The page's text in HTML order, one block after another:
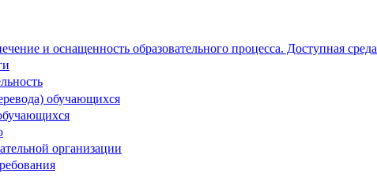
и оснащенность образовательного процесса. Доступная среда
обучающихся
организации